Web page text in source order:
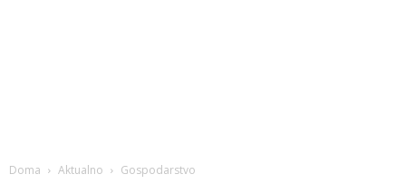
Doma Aktualno Gospodarstvo